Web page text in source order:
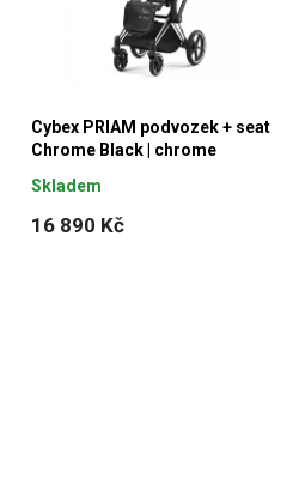
Cybex PRIAM podvozek + seat
Chrome Black | chrome
16 890 Kč
Skladem